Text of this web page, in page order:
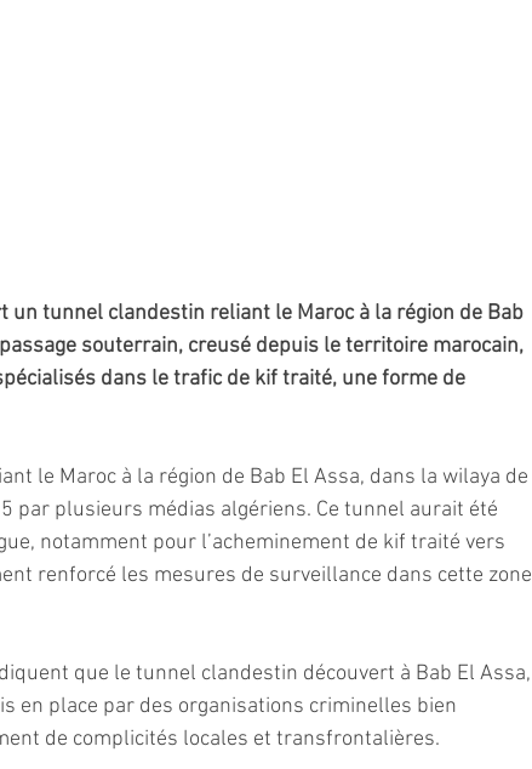
tunnel clandestin reliant le Maroc à la région de Bab
souterrain, creusé depuis le territoire marocain,
dans le trafic de kif traité, une forme de
le Maroc à la région de Bab El Assa, dans la wilaya de
par plusieurs médias algériens. Ce tunnel aurait été
notamment pour l’acheminement de kif traité vers
renforcé les mesures de surveillance dans cette zone
que le tunnel clandestin découvert à Bab El Assa,
en place par des organisations criminelles bien
de complicités locales et transfrontalières.